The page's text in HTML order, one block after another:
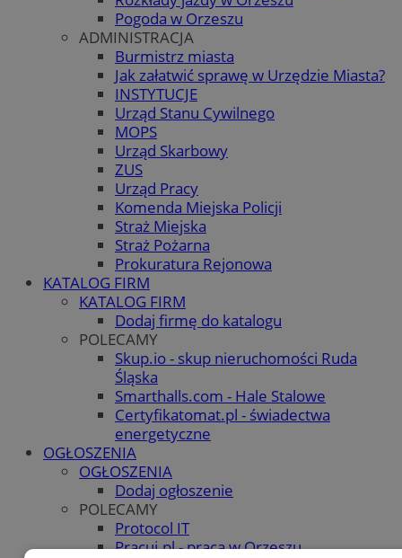
Pogoda w Orzeszu
ADMINISTRACJA
Burmistrz miasta
Jak załatwić sprawę w Urzędzie Miasta?
INSTYTUCJE
Urząd Stanu Cywilnego
MOPS
Urząd Skarbowy
ZUS
Urząd Pracy
Komenda Miejska Policji
Straż Miejska
Straż Pożarna
Prokuratura Rejonowa
KATALOG FIRM
KATALOG FIRM
Dodaj firmę do katalogu
POLECAMY
Skup.io - skup nieruchomości Ruda
Śląska
Smarthalls.com - Hale Stalowe
Certyfikatomat.pl - świadectwa
energetyczne
OGŁOSZENIA
OGŁOSZENIA
Dodaj ogłoszenie
POLECAMY
Protocol IT
Pracuj.pl - praca w Orzeszu